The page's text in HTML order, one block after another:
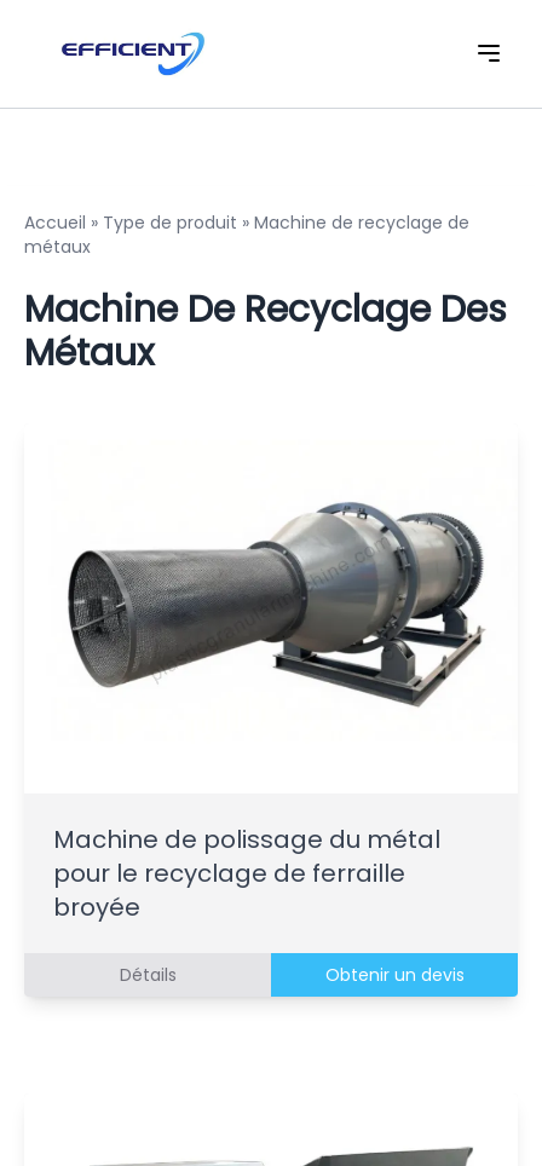
Accueil » Type de produit » Machine de recyclage de
métaux
Machine De Recyclage Des
Métaux
Machine de polissage du métal
pour le recyclage de ferraille
broyée
Détails Obtenir un devis